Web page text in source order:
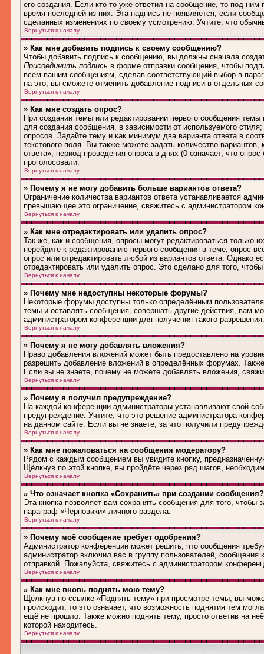
его создания. Если кто-то уже ответил на сообщение, то под
время последней из них. Эта надпись не появляется, если
сделанных изменениях по своему усмотрению. Учтите, что
Вернуться к началу
» Как мне добавить подпись к своему сообщению?
Чтобы добавить подпись к сообщению, вы должны сначала
Присоединить подпись в форме отправки сообщения, чтобы
всем вашим сообщениям, сделав соответствующий выбор в
на это, вы сможете отменить добавление подписи в отдельных
Вернуться к началу
» Как мне создать опрос?
При создании темы или редактировании первого сообщения
для создания сообщения, в зависимости от используемого
опросов. Задайте тему и как минимум два варианта ответа в
текстового поля. Вы также можете задать количество
ответа», период проведения опроса в днях (0 означает, что
проголосовали.
Вернуться к началу
» Почему я не могу добавить больше вариантов ответа?
Ограничение количества вариантов ответа устанавливается
превышающее это ограничение, свяжитесь с администратором
Вернуться к началу
» Как мне отредактировать или удалить опрос?
Так же, как и сообщения, опросы могут редактироваться только
перейдите к редактированию первого сообщения в теме; опрос
опрос или отредактировать любой из вариантов ответа. Однако
отредактировать или удалить опрос. Это сделано для того,
Вернуться к началу
» Почему мне недоступны некоторые форумы?
Некоторые форумы доступны только определённым
темы и оставлять сообщения, совершать другие действия, вам
администратором конференции для получения такого разрешения.
Вернуться к началу
» Почему я не могу добавлять вложения?
Право добавления вложений может быть предоставлено на
разрешить добавление вложений в определённых форумах.
Если вы не знаете, почему не можете добавлять вложения,
Вернуться к началу
» Почему я получил предупреждение?
На каждой конференции администраторы устанавливают свой
предупреждение. Учтите, что это решение администратора
на данном сайте. Если вы не знаете, за что получили
Вернуться к началу
» Как мне пожаловаться на сообщения модератору?
Рядом с каждым сообщением вы увидите кнопку,
Щёлкнув по этой кнопке, вы пройдёте через ряд шагов,
Вернуться к началу
» Что означает кнопка «Сохранить» при создании сообщения?
Эта кнопка позволяет вам сохранять сообщения для того, чтобы
параграф «Черновики» личного раздела.
Вернуться к началу
» Почему моё сообщение требует одобрения?
Администратор конференции может решить, что сообщения
администратор включил вас в группу пользователей,
отправкой. Пожалуйста, свяжитесь с администратором
Вернуться к началу
» Как мне вновь поднять мою тему?
Щёлкнув по ссылке «Поднять тему» при просмотре темы, вы
происходит, то это означает, что возможность поднятия тем
ещё не прошло. Также можно поднять тему, просто ответив на
которой находитесь.
Вернуться к началу